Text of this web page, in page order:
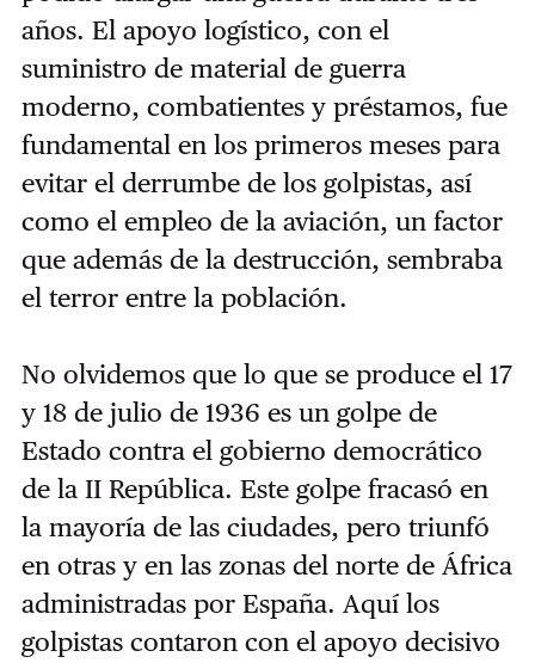
años. El apoyo logístico, con el
suministro de material de guerra
moderno, combatientes y préstamos, fue
fundamental en los primeros meses para
evitar el derrumbe de los golpistas, así
como el empleo de la aviación, un factor
que además de la destrucción, sembraba
el terror entre la población.
No olvidemos que lo que se produce el 17
y 18 de julio de 1936 es un golpe de
Estado contra el gobierno democrático
de la II República. Este golpe fracasó en
la mayoría de las ciudades, pero triunfó
en otras y en las zonas del norte de África
administradas por España. Aquí los
golpistas contaron con el apoyo decisivo